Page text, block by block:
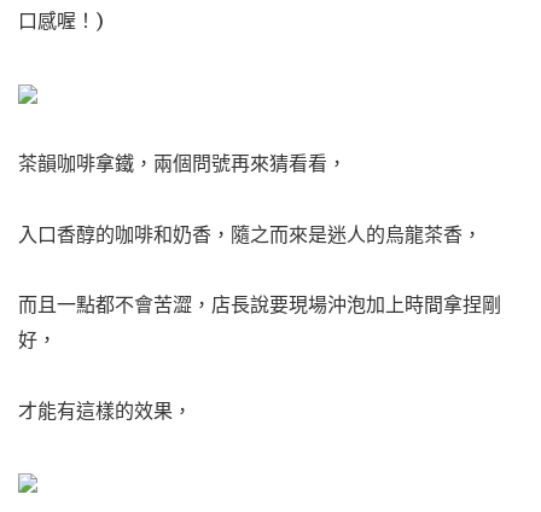
口感喔！)
茶韻咖啡拿鐵，兩個問號再來猜看看，
入口香醇的咖啡和奶香，隨之而來是迷人的烏龍茶香，
而且一點都不會苦澀，店長說要現場沖泡加上時間拿捏剛
好，
才能有這樣的效果，